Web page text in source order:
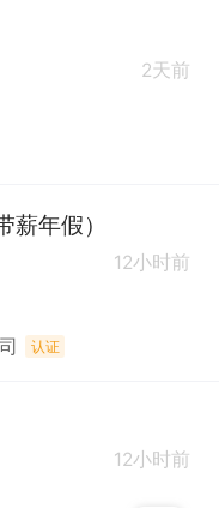
2天前
年假）
12小时前
认证
12小时前